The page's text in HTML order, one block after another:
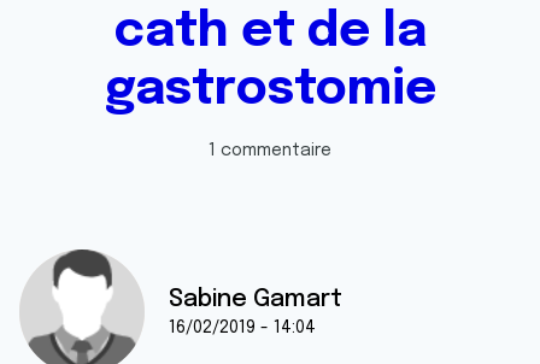
cath et de la
gastrostomie
1 commentaire
Sabine Gamart
16/02/2019 - 14:04